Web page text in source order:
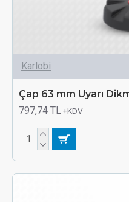
Karlobi
Çap 63 mm Uyarı
797,74 TL +KDV